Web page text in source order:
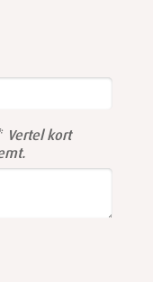
Vertel kort